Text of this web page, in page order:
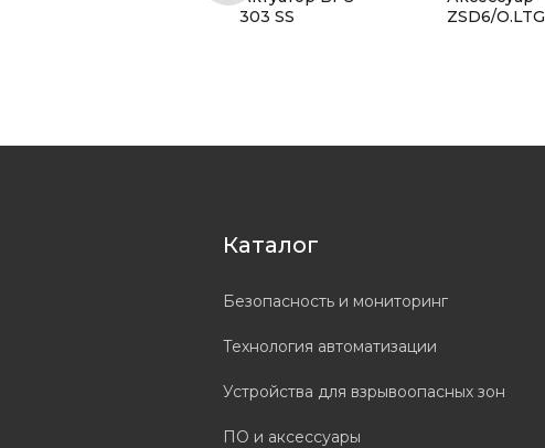
303 SS
ZSD6/O.LTG
Каталог
Безопасность и мониторинг
Технология автоматизации
Устройства для взрывоопасных зон
ПО и аксессуары